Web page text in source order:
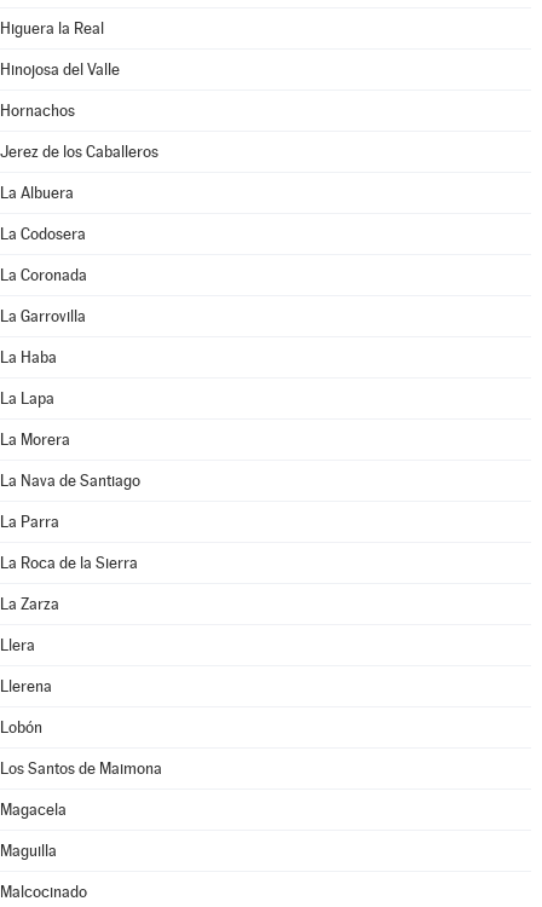
Higuera la Real
Hinojosa del Valle
Hornachos
Jerez de los Caballeros
La Albuera
La Codosera
La Coronada
La Garrovilla
La Haba
La Lapa
La Morera
La Nava de Santiago
La Parra
La Roca de la Sierra
La Zarza
Llera
Llerena
Lobón
Los Santos de Maimona
Magacela
Maguilla
Malcocinado